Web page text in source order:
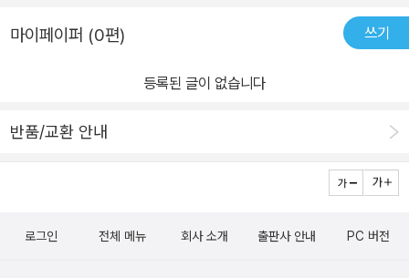
책도 거기서 벗어나지 못합니다. 자세히 보면 우리가 아는 현재와 같
백여 년 전의 일본이 엉망인 것은 당연한 것이지요. 각자가 자신의 신
것은 좀 그렇지요. 아무튼 그 당시를 알려주는 일종의 지표로 활용할
마이페이퍼 (0편) 쓰기
등록된 글이 없습니다
반품/교환 안내
로그인 전체 메뉴 회사 소개 출판사 안내 PC 버전